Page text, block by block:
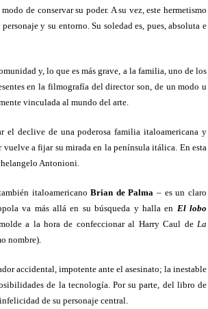
de conservar su poder. A su vez, este hermetismo
y su entorno. Su soledad es, pues, absoluta e
y, lo que es más grave, a la familia, uno de los
en la filmografía del director son, de un modo u
vinculada al mundo del arte.
el declive de una poderosa familia italoamericana y
vuelve a fijar su mirada en la península itálica. En esta
Antonioni.
italoamericanoBrian de Palma – es un claro
va más allá en su búsqueda y halla en El lobo
a la hora de confeccionar al Harry Caul deLa
nombre).
accidental, impotente ante el asesinato; la inestable
de la tecnología. Por su parte, del libro de
de su personaje central.